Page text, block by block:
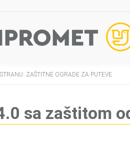
ZAŠTITNE OGRADE ZA PUTEVE
sa zaštitom